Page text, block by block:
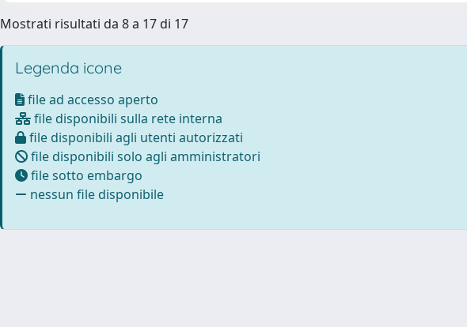
Mostrati risultati da 8 a 17 di 17
Legenda icone
file ad accesso aperto
file disponibili sulla rete interna
file disponibili agli utenti autorizzati
file disponibili solo agli amministratori
file sotto embargo
nessun file disponibile